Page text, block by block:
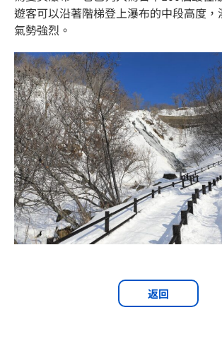
遊客可以沿著階梯登上瀑布的中段高度
氣勢強烈。
返回